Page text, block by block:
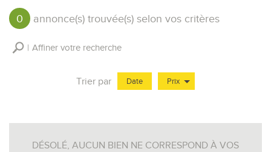
0 annonce(s) trouvée(s) selon vos critères
Affiner votre recherche
Trier par Date Prix
DÉSOLÉ, AUCUN BIEN NE CORRESPOND À VOS